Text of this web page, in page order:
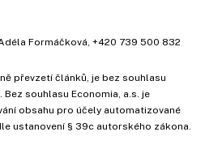
Formáčková, +420 739 500 832
převzetí článků, je bez souhlasu
souhlasu Economia, a.s. je
obsahu pro účely automatizované
ustanovení § 39c autorského zákona.